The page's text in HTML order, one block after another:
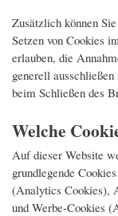
Zusätzlich können
Setzen von Cookies
erlauben, die
generell
beim Schließen des
Welche
Auf dieser Website
grundlegende
(Analytics Cookies),
und Werbe-Cookies